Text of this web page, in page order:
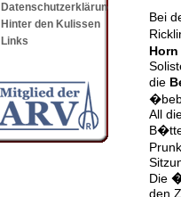
Bei
Horn
die
All
Die
den
Datenschutzerklärung
Hinter den Kulissen
Links